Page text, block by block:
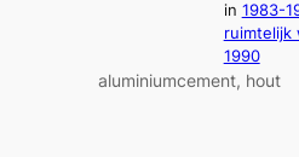
in 1983-
ruimtelijk
1990
aluminiumcement, hout